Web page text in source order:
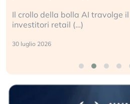
Il crollo della bolla AI travolge
investitori retail (…)
30 luglio 2026